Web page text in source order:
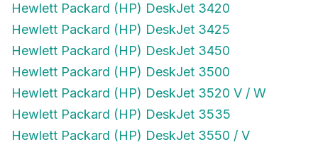
Hewlett Packard (HP) DeskJet 3420
Hewlett Packard (HP) DeskJet 3425
Hewlett Packard (HP) DeskJet 3450
Hewlett Packard (HP) DeskJet 3500
Hewlett Packard (HP) DeskJet 3520 V / W
Hewlett Packard (HP) DeskJet 3535
Hewlett Packard (HP) DeskJet 3550 / V